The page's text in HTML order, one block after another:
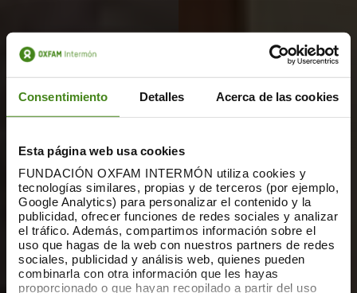
Consentimiento Detalles Acerca de las cookies
Esta página web usa cookies
FUNDACIÓN OXFAM INTERMÓN utiliza cookies y
tecnologías similares, propias y de terceros (por ejemplo,
Google Analytics) para personalizar el contenido y la
publicidad, ofrecer funciones de redes sociales y analizar
el tráfico. Además, compartimos información sobre el
uso que hagas de la web con nuestros partners de redes
sociales, publicidad y análisis web, quienes pueden
combinarla con otra información que les hayas
proporcionado o que hayan recopilado a partir del uso